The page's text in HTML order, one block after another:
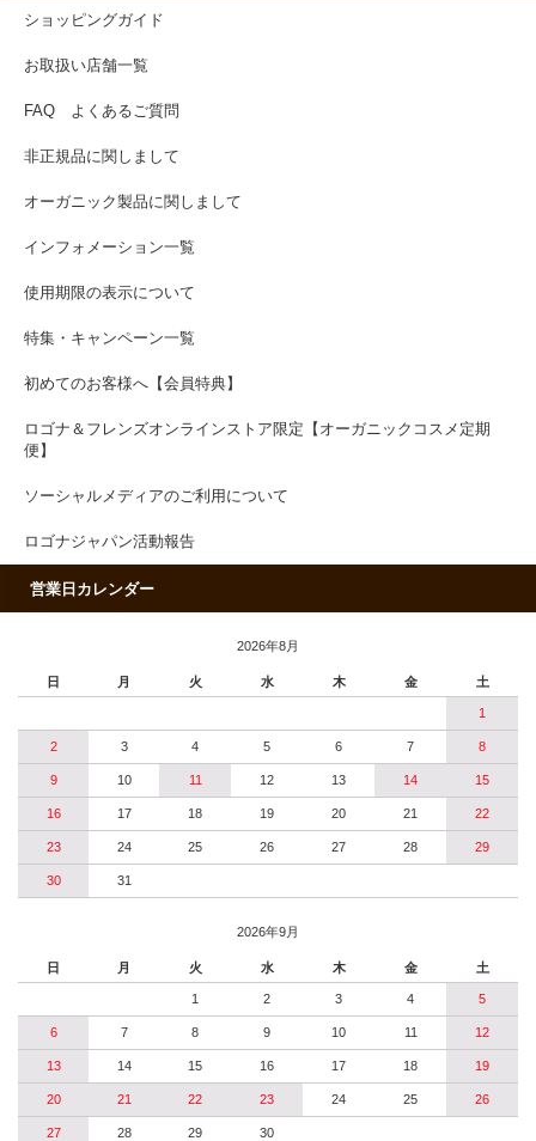
ショッピングガイド
お取扱い店舗一覧
FAQ よくあるご質問
非正規品に関しまして
オーガニック製品に関しまして
インフォメーション一覧
使用期限の表示について
特集・キャンペーン一覧
初めてのお客様へ【会員特典】
ロゴナ＆フレンズオンラインストア限定【オーガニックコスメ定期
便】
ソーシャルメディアのご利用について
ロゴナジャパン活動報告
営業日カレンダー
2026年8月
日 月 火 水 木 金 土
1
2 3 4 5 6 7 8
9 10 11 12 13 14 15
16 17 18 19 20 21 22
23 24 25 26 27 28 29
30 31
2026年9月
日 月 火 水 木 金 土
1 2 3 4 5
6 7 8 9 10 11 12
13 14 15 16 17 18 19
20 21 22 23 24 25 26
27 28 29 30